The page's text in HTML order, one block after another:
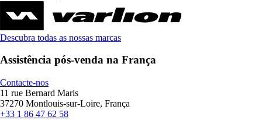
Descubra todas as nossas marcas
Assistência pós-venda na França
Contacte-nos
11 rue Bernard Maris
37270 Montlouis-sur-Loire, França
+33 1 86 47 62 58